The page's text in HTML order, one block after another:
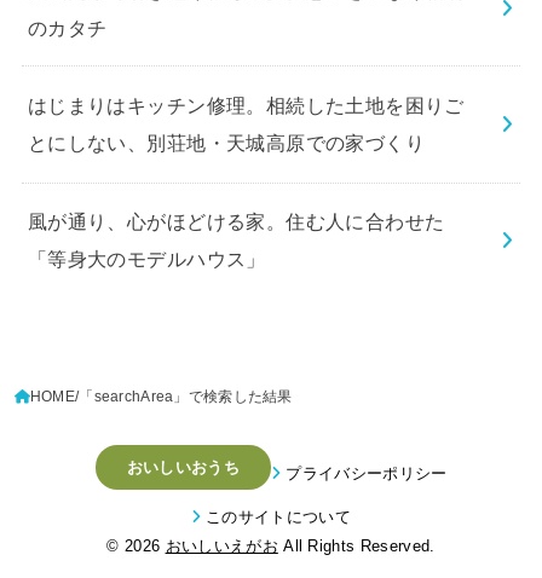
のカタチ
はじまりはキッチン修理。相続した土地を困りご
とにしない、別荘地・天城高原での家づくり
風が通り、心がほどける家。住む人に合わせた
「等身大のモデルハウス」
HOME 「searchArea」で検索した結果
おいしいおうち プライバシーポリシー
このサイトについて
© 2026 おいしいえがお All Rights Reserved.